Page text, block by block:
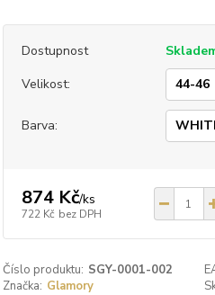
Dostupnost
Velikost:
Barva:
874 Kč/ks
722 Kč bez DPH
Číslo produktu: SGY-0001-002
Značka: Glamory